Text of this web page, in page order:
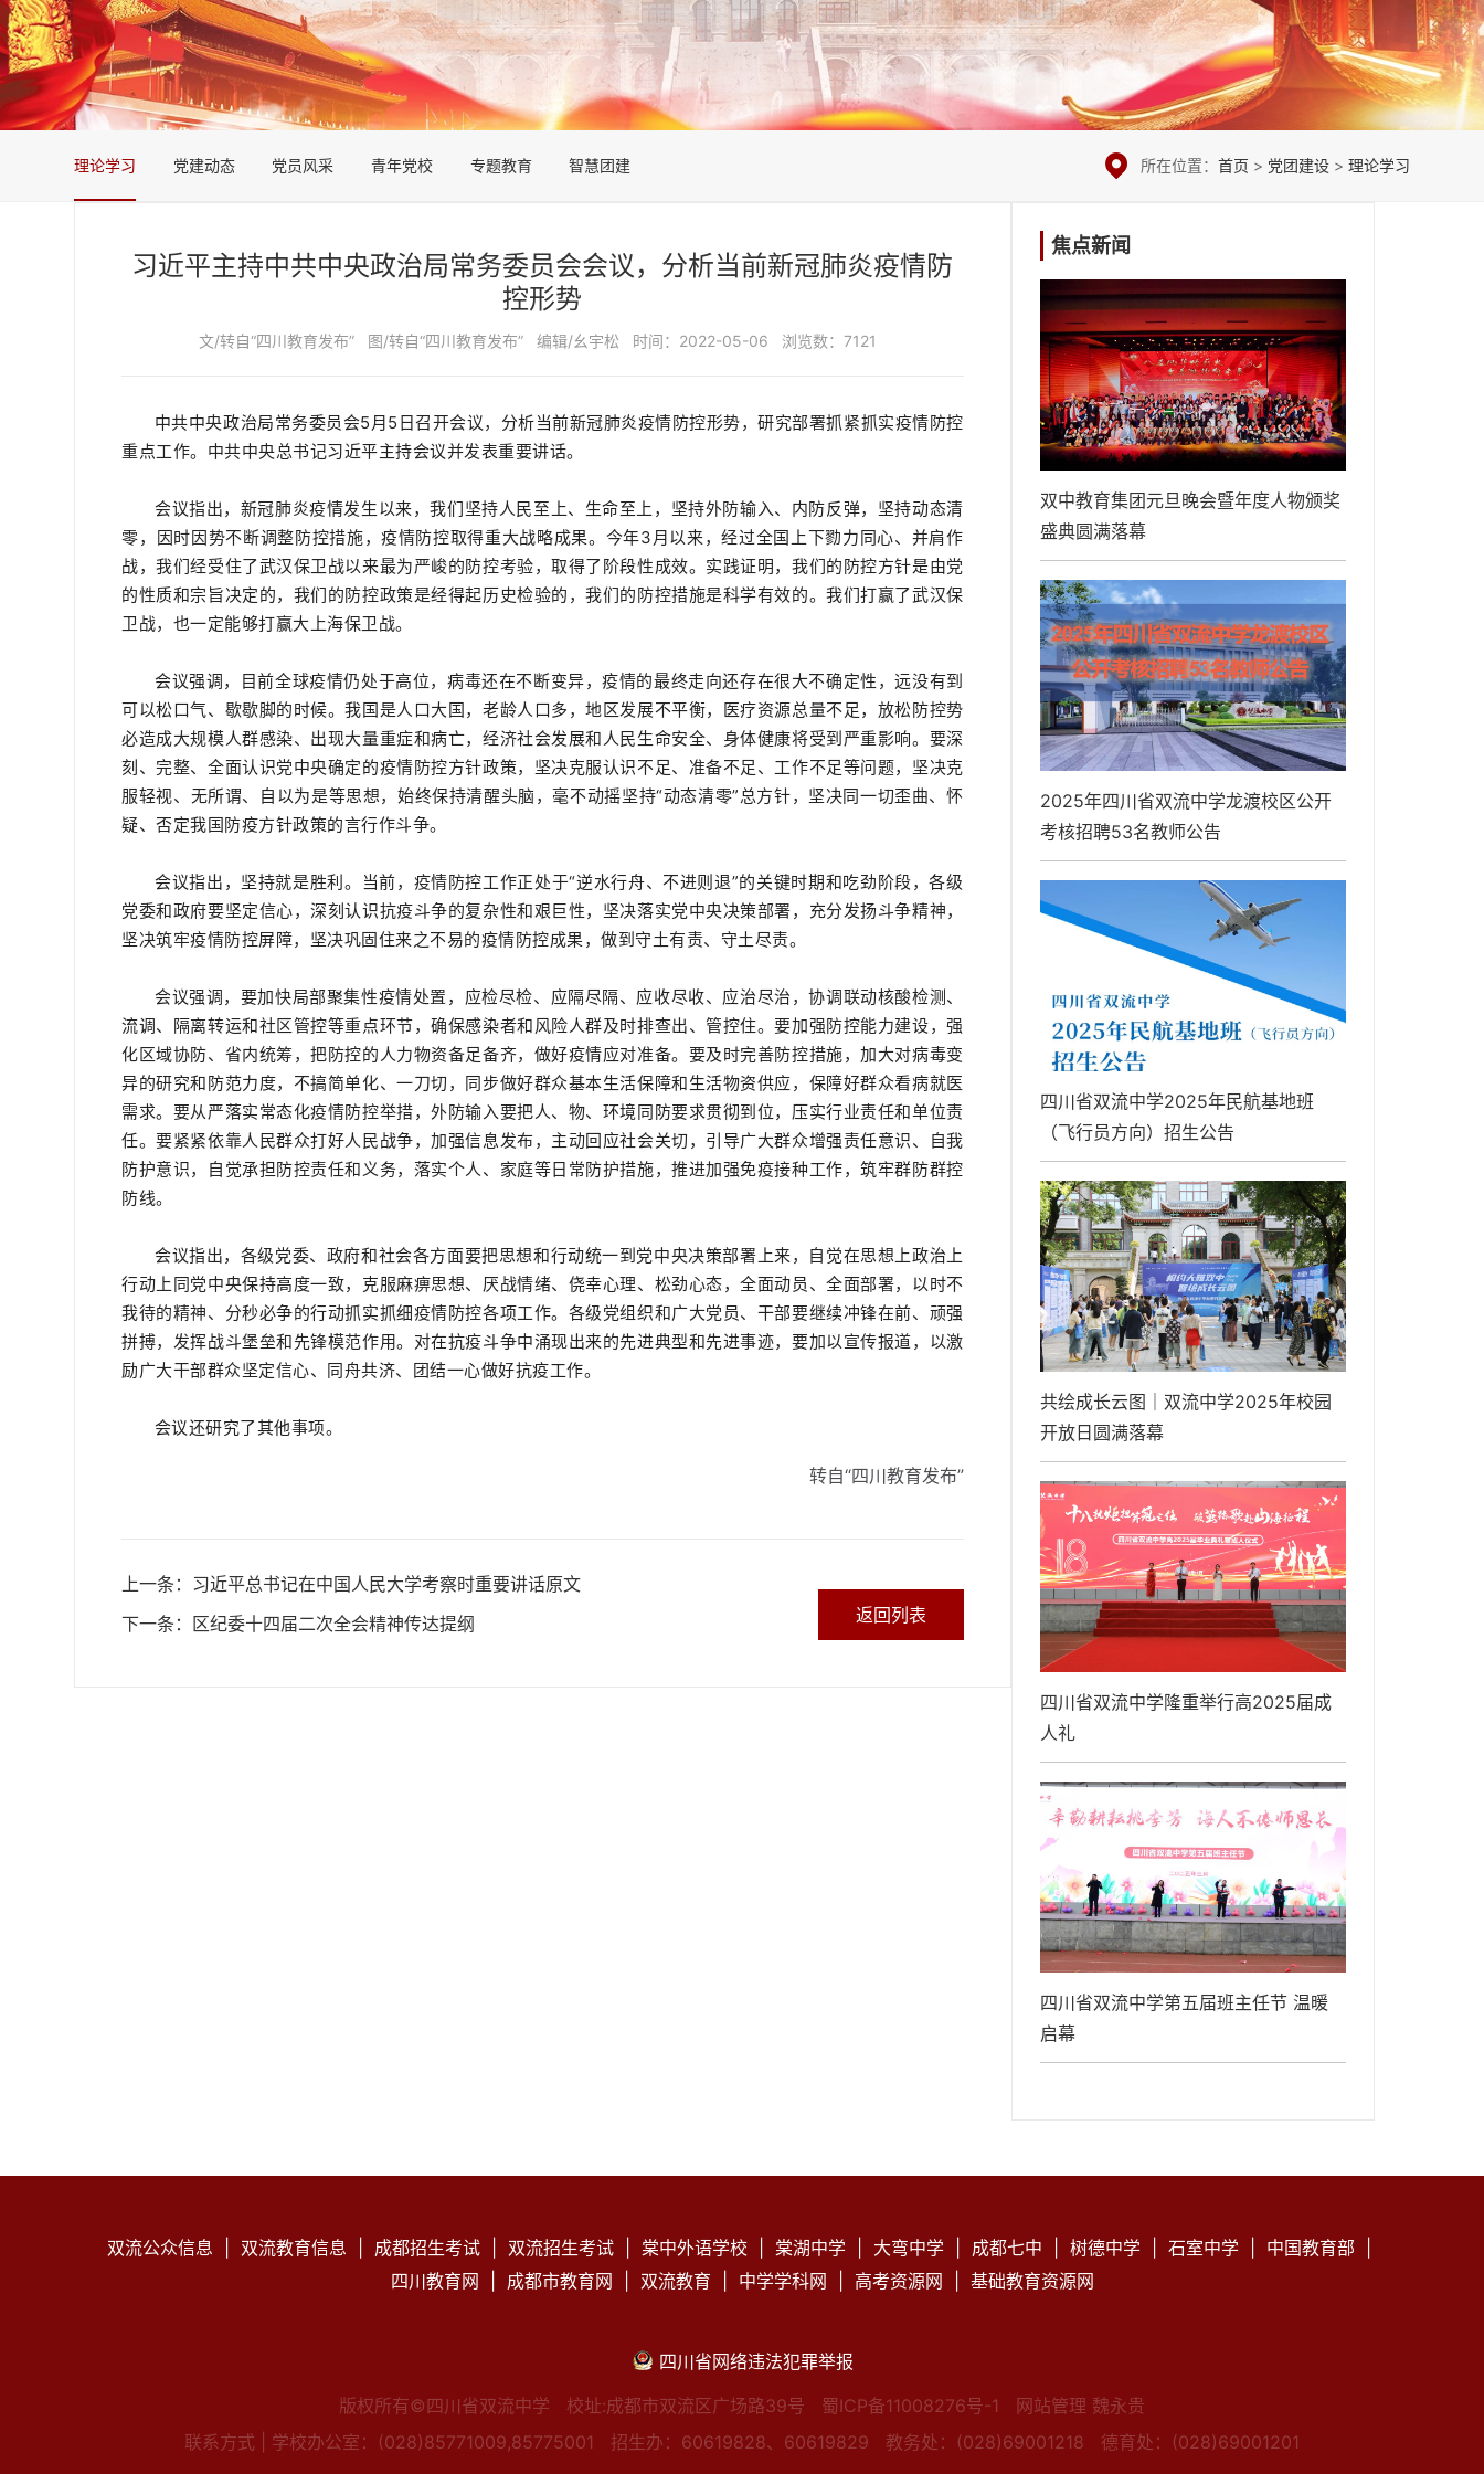
理论学习 党建动态 党员风采 青年党校 专题教育 智慧团建 所在位置： 首页 > 党团建设> 理论学习
习近平主持中共中央政治局常务委员会会议，分析当前新冠肺炎疫情防
控形势
文/转自“四川教育发布” 图/转自“四川教育发布” 编辑/幺宇松 时间：2022-05-06 浏览数：7121
中共中央政治局常务委员会5月5日召开会议，分析当前新冠肺炎疫情防控形势，研究部署抓紧抓实疫情防控
重点工作。中共中央总书记习近平主持会议并发表重要讲话。
会议指出，新冠肺炎疫情发生以来，我们坚持人民至上、生命至上，坚持外防输入、内防反弹，坚持动态清
零，因时因势不断调整防控措施，疫情防控取得重大战略成果。今年3月以来，经过全国上下勠力同心、并肩作
战，我们经受住了武汉保卫战以来最为严峻的防控考验，取得了阶段性成效。实践证明，我们的防控方针是由党
的性质和宗旨决定的，我们的防控政策是经得起历史检验的，我们的防控措施是科学有效的。我们打赢了武汉保
卫战，也一定能够打赢大上海保卫战。
会议强调，目前全球疫情仍处于高位，病毒还在不断变异，疫情的最终走向还存在很大不确定性，远没有到
可以松口气、歇歇脚的时候。我国是人口大国，老龄人口多，地区发展不平衡，医疗资源总量不足，放松防控势
必造成大规模人群感染、出现大量重症和病亡，经济社会发展和人民生命安全、身体健康将受到严重影响。要深
刻、完整、全面认识党中央确定的疫情防控方针政策，坚决克服认识不足、准备不足、工作不足等问题，坚决克
服轻视、无所谓、自以为是等思想，始终保持清醒头脑，毫不动摇坚持“动态清零”总方针，坚决同一切歪曲、怀
疑、否定我国防疫方针政策的言行作斗争。
会议指出，坚持就是胜利。当前，疫情防控工作正处于“逆水行舟、不进则退”的关键时期和吃劲阶段，各级
党委和政府要坚定信心，深刻认识抗疫斗争的复杂性和艰巨性，坚决落实党中央决策部署，充分发扬斗争精神，
坚决筑牢疫情防控屏障，坚决巩固住来之不易的疫情防控成果，做到守土有责、守土尽责。
会议强调，要加快局部聚集性疫情处置，应检尽检、应隔尽隔、应收尽收、应治尽治，协调联动核酸检测、
流调、隔离转运和社区管控等重点环节，确保感染者和风险人群及时排查出、管控住。要加强防控能力建设，强
化区域协防、省内统筹，把防控的人力物资备足备齐，做好疫情应对准备。要及时完善防控措施，加大对病毒变
异的研究和防范力度，不搞简单化、一刀切，同步做好群众基本生活保障和生活物资供应，保障好群众看病就医
需求。要从严落实常态化疫情防控举措，外防输入要把人、物、环境同防要求贯彻到位，压实行业责任和单位责
任。要紧紧依靠人民群众打好人民战争，加强信息发布，主动回应社会关切，引导广大群众增强责任意识、自我
防护意识，自觉承担防控责任和义务，落实个人、家庭等日常防护措施，推进加强免疫接种工作，筑牢群防群控
防线。
会议指出，各级党委、政府和社会各方面要把思想和行动统一到党中央决策部署上来，自觉在思想上政治上
行动上同党中央保持高度一致，克服麻痹思想、厌战情绪、侥幸心理、松劲心态，全面动员、全面部署，以时不
我待的精神、分秒必争的行动抓实抓细疫情防控各项工作。各级党组织和广大党员、干部要继续冲锋在前、顽强
拼搏，发挥战斗堡垒和先锋模范作用。对在抗疫斗争中涌现出来的先进典型和先进事迹，要加以宣传报道，以激
励广大干部群众坚定信心、同舟共济、团结一心做好抗疫工作。
会议还研究了其他事项。
转自“四川教育发布”
上一条： 习近平总书记在中国人民大学考察时重要讲话原文
下一条： 区纪委十四届二次全会精神传达提纲 返回列表
焦点新闻
​双中教育集团元旦晚会暨年度人物颁奖
盛典圆满落幕
2025年四川省双流中学龙渡校区公开
考核招聘53名教师公告
四川省双流中学2025年民航基地班
（飞行员方向）招生公告
共绘成长云图｜双流中学2025年校园
开放日圆满落幕
四川省双流中学隆重举行高2025届成
人礼
四川省双流中学第五届班主任节 温暖
启幕
双流公众信息 双流教育信息 成都招生考试 双流招生考试 棠中外语学校 棠湖中学 大弯中学 成都七中 树德中学 石室中学 中国教育部
四川教育网
成都市教育网 双流教育 中学学科网 高考资源网 基础教育资源网
四川省网络违法犯罪举报
版权所有©四川省双流中学
校址:成都市双流区广场路39号 蜀ICP备11008276号-1
网站管理 魏永贵
联系方式 | 学校办公室：(028)85771009,85775001 招生办：60619828、60619829 教务处：(028)69001218 德育处：(028)69001201